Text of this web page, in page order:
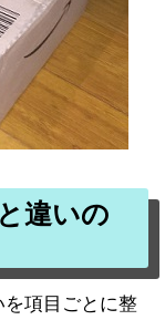
違いの
を項目ごとに整